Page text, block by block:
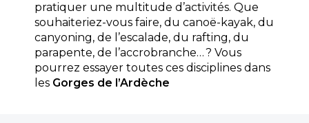
pratiquer une multitude d’activités. Que
souhaiteriez-vous faire, du canoë-kayak, du
canyoning, de l’escalade, du rafting, du
parapente, de l’accrobranche… ? Vous
pourrez essayer toutes ces disciplines dans
les Gorges de l’Ardèche